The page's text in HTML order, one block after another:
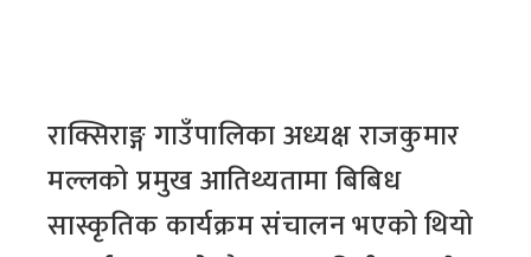
राक्सिराङ्ग गाउँपालिका अध्यक्ष राजकुमार
मल्लको प्रमुख आतिथ्यतामा बिबिध
सास्कृतिक कार्यक्रम संचालन भएको थियो